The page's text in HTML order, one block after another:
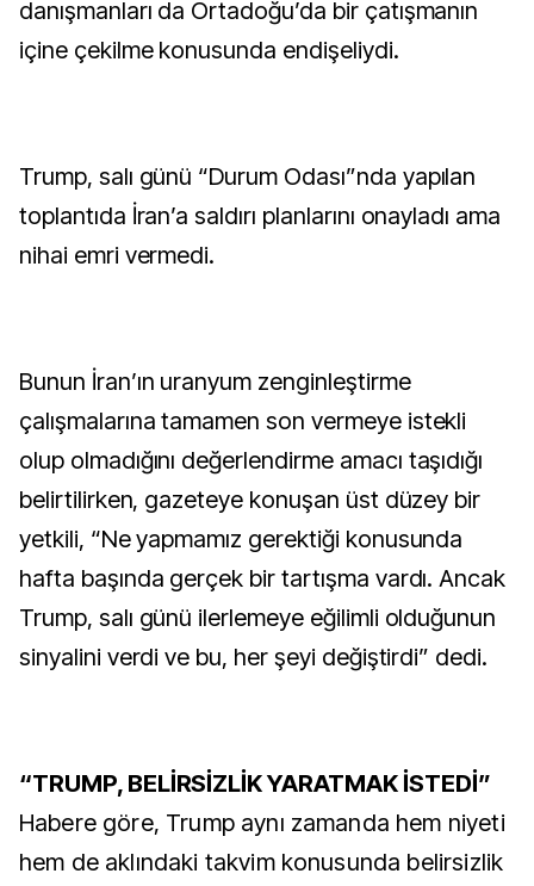
danışmanları da Ortadoğu’da bir çatışmanın
içine çekilme konusunda endişeliydi.
Trump, salı günü “Durum Odası”nda yapılan
toplantıda İran’a saldırı planlarını onayladı ama
nihai emri vermedi.
Bunun İran’ın uranyum zenginleştirme
çalışmalarına tamamen son vermeye istekli
olup olmadığını değerlendirme amacı taşıdığı
belirtilirken, gazeteye konuşan üst düzey bir
yetkili, “Ne yapmamız gerektiği konusunda
hafta başında gerçek bir tartışma vardı. Ancak
Trump, salı günü ilerlemeye eğilimli olduğunun
sinyalini verdi ve bu, her şeyi değiştirdi” dedi.
“TRUMP, BELİRSİZLİK YARATMAK İSTEDİ”
Habere göre, Trump aynı zamanda hem niyeti
hem de aklındaki takvim konusunda belirsizlik